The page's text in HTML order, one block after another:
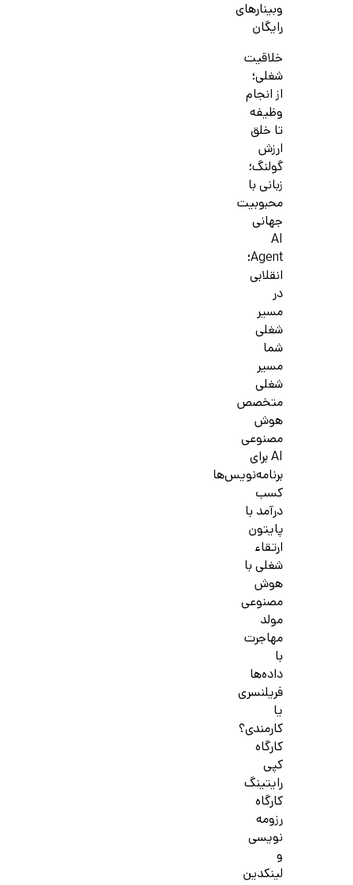
وبینارهای
رایگان
خلاقیت
شغلی؛
از انجام
وظیفه
تا خلق
ارزش
گولنگ؛
زبانی با
محبوبیت
جهانی
AI
Agent؛
انقلابی
در
مسیر
شغلی
شما
مسیر
شغلی
متخصص
هوش
مصنوعی
AI برای
برنامه‌نویس‌ها
کسب
درآمد با
پایتون
ارتقاء
شغلی با
هوش
مصنوعی
مولد
مهاجرت
با
داده‌ها
فریلنسری
یا
کارمندی؟
کارگاه
کپی
رایتینگ
کارگاه
رزومه
نویسی
و
لینکدین